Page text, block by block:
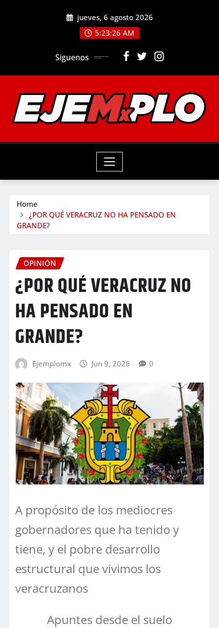
jueves, 6 agosto 2026
5:23:27 AM
Siguenos
Home
¿POR QUÉ VERACRUZ NO HA PENSADO EN
GRANDE?
OPINIÓN
¿POR QUÉ VERACRUZ NO
HA PENSADO EN
GRANDE?
Ejemplomx Jun 9, 2026 0
A propósito de los mediocres
gobernadores que ha tenido y
tiene, y el pobre desarrollo
estructural que vivimos los
veracruzanos
Apuntes desde el suelo